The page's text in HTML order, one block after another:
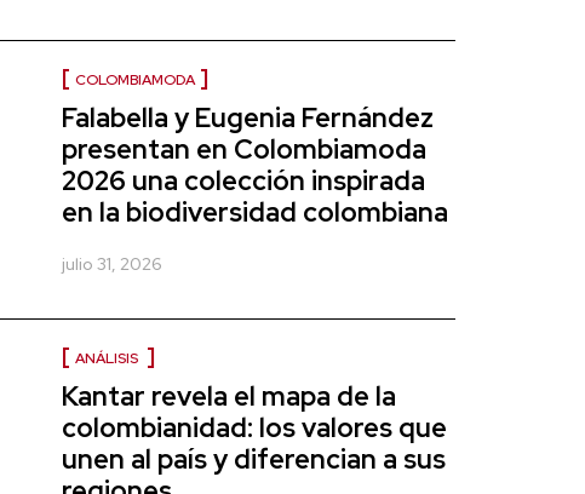
COLOMBIAMODA
Falabella y Eugenia Fernández
presentan en Colombiamoda
2026 una colección inspirada
en la biodiversidad colombiana
julio 31, 2026
ANÁLISIS
Kantar revela el mapa de la
colombianidad: los valores que
unen al país y diferencian a sus